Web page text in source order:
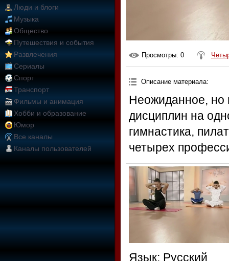
Люди и блоги
Музыка
Общество
Путешествия и события
Развлечения
Сериалы
Спорт
Транспорт
Фильмы и анимация
Хобби и образование
Юмор
Все каналы
Каналы пользователей
Просмотры: 0
Описание материала:
Неожиданное, но
дисциплин на
гимнастика,
четырех
Язык: Русский